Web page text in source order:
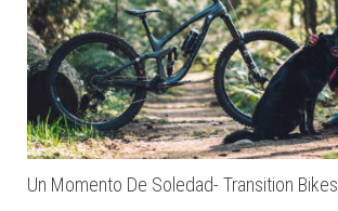
Un Momento De Soledad- Transition Bikes